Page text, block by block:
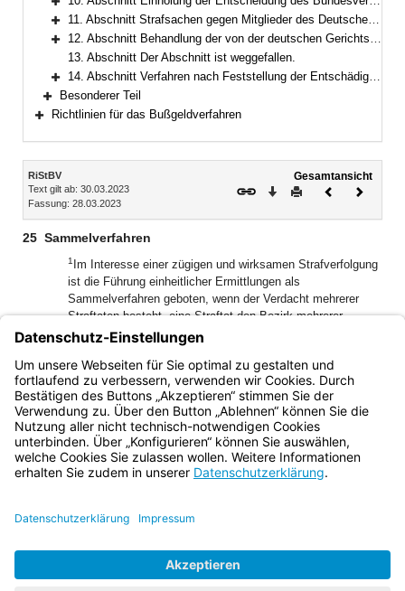
Bereich erweitern
Bereich erweitern
11. Abschnitt Strafsachen gegen Mitglieder des Deutschen Bundestages, der gesetzgebenden Körperschaften der Länder sowie des Europäischen Parlaments
Bereich erweitern
12. Abschnitt Behandlung der von der deutschen Gerichtsbarkeit befreiten Personen
13. Abschnitt Der Abschnitt ist weggefallen.
Bereich erweitern
14. Abschnitt Verfahren nach Feststellung der Entschädigungspflicht nach dem Gesetz über die Entschädigung für Strafverfolgungsmaßnahmen
Bereich erweitern
Besonderer Teil
Richtlinien für das Bußgeldverfahren
Inhalt
RiStBV
Text gilt ab: 30.03.2023
Fassung: 28.03.2023
Gesamtansicht
Download
DruckenVorheriges
25 Sammelverfahren
1 Im Interesse einer zügigen und wirksamen Strafverfolgung
ist die Führung einheitlicher Ermittlungen als
Sammelverfahren geboten, wenn der Verdacht mehrerer
Straftaten besteht, eine Straftat den Bezirk mehrerer
Staatsanwaltschaften berührt oder ein Zusammenhang mit
einer Straftat im Bezirk einer anderen Staatsanwaltschaft
besteht.2Dies gilt nicht, sofern die Verschiedenartigkeit der
Taten oder ein anderer wichtiger Grund entgegensteht.
Bayern.de
BayernPortal
Impressum